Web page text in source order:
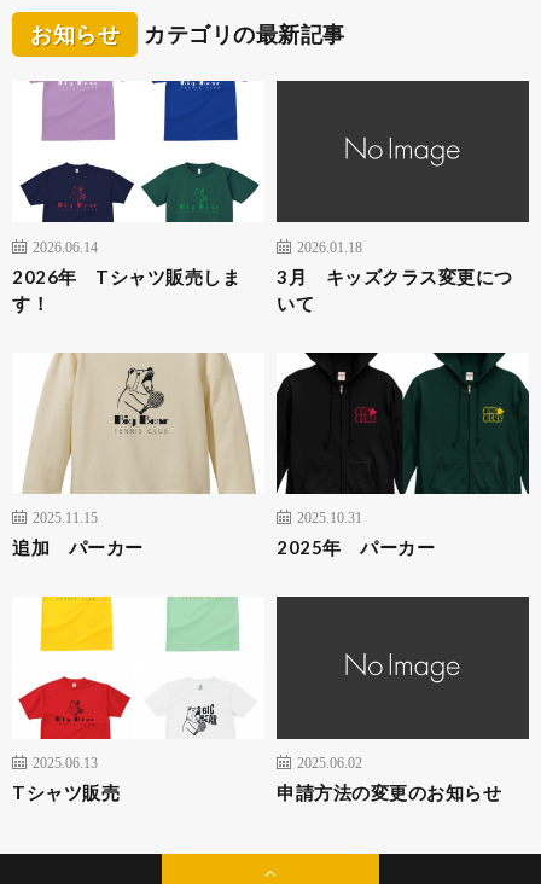
お知らせ カテゴリの最新記事
2026.06.14
2026年 Tシャツ販売しま
す！
2026.01.18
3月 キッズクラス変更につ
いて
2025.11.15
追加 パーカー
2025.10.31
2025年 パーカー
2025.06.13
Tシャツ販売
2025.06.02
申請方法の変更のお知らせ